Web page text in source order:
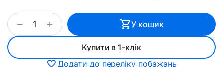
+
− У кошик
Купити в 1-клік
Додати до переліку побажань